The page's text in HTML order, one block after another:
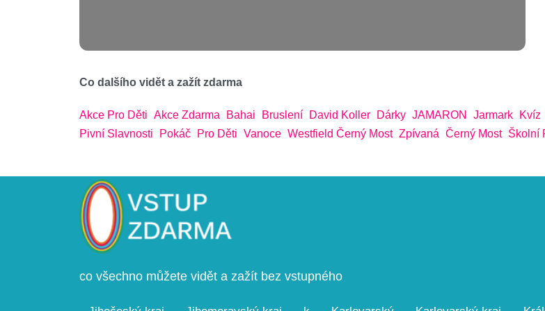
Co dalšího vidět a zažít zdarma
Akce Pro Děti Akce Zdarma Bahai Bruslení David Koller Dárky JAMARON Jarmark Kvíz
Pivní Slavnosti
Pokáč Pro Děti Vanoce Westfield Černý Most Zpívaná Černý Most Školní
co všechno můžete vidět a zažít bez vstupného